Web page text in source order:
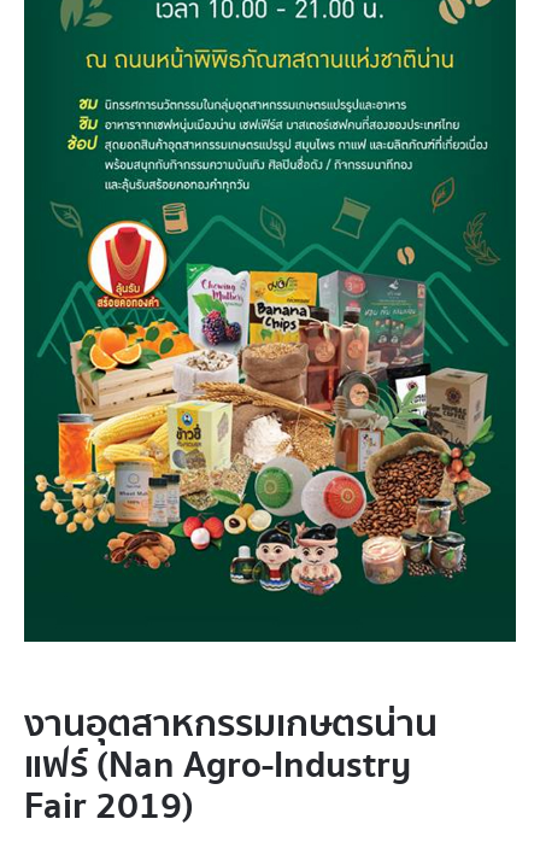
งานอุตสาหกรรมเกษตรน่าน
แฟร์ (Nan Agro-Industry
Fair 2019)